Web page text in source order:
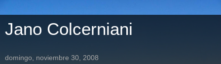
Jano Colcerniani
domingo, noviembre 30, 2008